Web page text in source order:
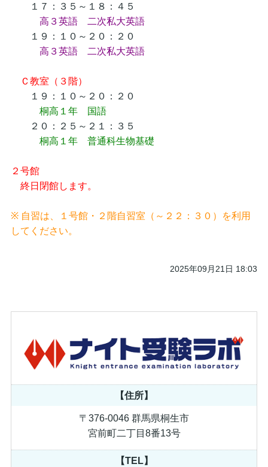
１７：３５～１８：４５
高３英語 二次私大英語
１９：１０～２０：２０
高３英語 二次私大英語
Ｃ教室（３階）
１９：１０～２０：２０
桐高１年 国語
２０：２５～２１：３５
桐高１年 普通科生物基礎
２号館
終日閉館します。
※ 自習は、１号館・２階自習室（～２２：３０）を利用
してください。
2025年09月21日 18:03
【住所】
〒376-0046 群馬県桐生市
宮前町二丁目8番13号
【TEL】